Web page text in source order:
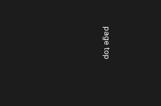
page top